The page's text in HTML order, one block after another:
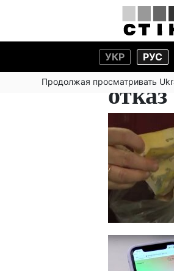
УКР РУС
Продолжая просматривать
отказ